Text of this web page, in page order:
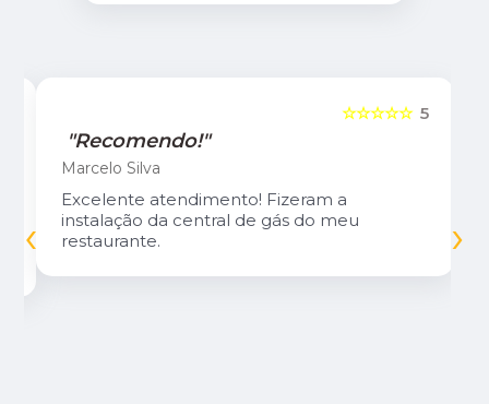
5
☆☆☆☆☆
"Recomendo!"
Marcelo Silva
Excelente atendimento! Fizeram a
instalação da central de gás do meu
restaurante.
‹ ›